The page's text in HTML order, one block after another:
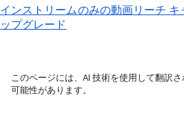
インストリームのみの動画リーチ
ップグレード
このページには、AI 技術を使用して翻訳
可能性があります。